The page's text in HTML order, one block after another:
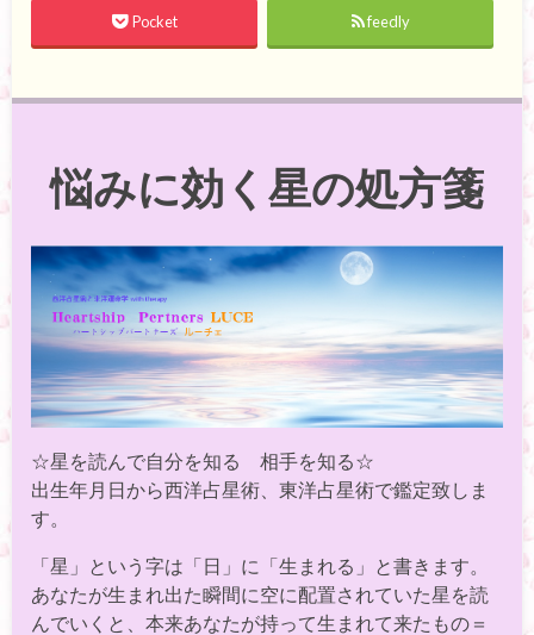
Pocket feedly
悩みに効く星の処方箋
☆星を読んで自分を知る 相手を知る☆
出生年月日から西洋占星術、東洋占星術で鑑定致しま
す。
「星」という字は「日」に「生まれる」と書きます。
あなたが生まれ出た瞬間に空に配置されていた星を読
んでいくと、本来あなたが持って生まれて来たもの＝